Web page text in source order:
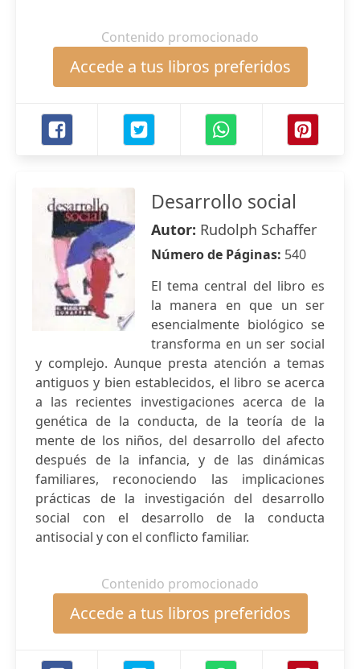
Contenido promocionado
Accede a tus libros preferidos
Desarrollo social
Autor: Rudolph Schaffer
Número de Páginas: 540
El tema central del libro es
la manera en que un ser
esencialmente biológico se
transforma en un ser social
y complejo. Aunque presta atención a temas
antiguos y bien establecidos, el libro se acerca
a las recientes investigaciones acerca de la
genética de la conducta, de la teoría de la
mente de los niños, del desarrollo del afecto
después de la infancia, y de las dinámicas
familiares, reconociendo las implicaciones
prácticas de la investigación del desarrollo
social con el desarrollo de la conducta
antisocial y con el conflicto familiar.
Contenido promocionado
Accede a tus libros preferidos